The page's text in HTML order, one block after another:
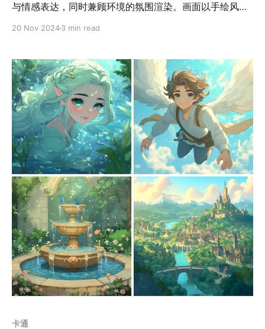
与情感表达，同时兼顾环境的氛围渲染。画面以手绘风格
力的美感。场景元素与人物融为一体，例如森林中骑行的
女孩、都市街角的对视场景等，强化了叙事性和情感互
动。 应用场景 1. 文学与小说封面： * 适用于青春文学、
都市爱情或带有奇幻元素的小说封面，吸引读者并激发想
象力。 2. 动画分镜与概念设计： * 非常适合动画分镜，
尤其是日常与奇幻结合的题材。画面的动态感和细节处理
能够为动画制作提供视觉参考。 3. 品牌广告与情感营销：
* 可用于家居、咖啡、旅行品牌的广告，传递温馨和自由
的生活方式。萤火虫森林和夜晚咖啡馆场景特别适合慢生
活类的品牌宣传。 4. 社交媒体与插画传播： * 可作为社
交媒体的视觉素材，通过细腻情感和优美构图容易吸引分
享，提高个人品牌或艺术项目的传播力。 5. 心理疗愈与情
绪传递： * 适用于心理咨询或情绪疗愈相关的插
20 Nov 20243 min read
卡通